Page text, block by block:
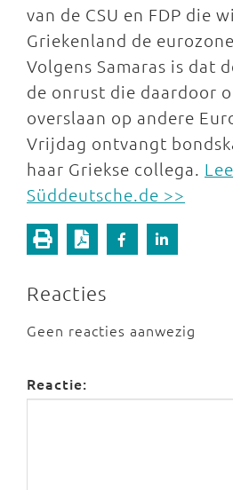
van de CSU en FDP die
Griekenland de
Volgens Samaras is dat
de onrust die daardoor
overslaan op andere
Vrijdag ontvangt
haar Griekse collega.
Süddeutsche.de >>
Reacties
Geen reacties aanwezig
Reactie: